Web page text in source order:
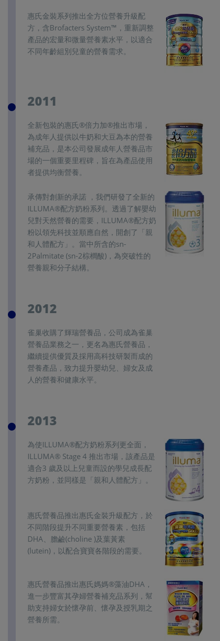
惠氏金裝系列推出全方位營養升級配
方，含Brofacters System™，重新調整
產品的宏量和微量營養素水平，以適合
不同年齡組別兒童的營養需求。
2011
全新包裝的惠氏®倍力加®推出市場，
為成年人提供以牛奶和大豆為本的營養
補充品，是本公司發展成年人營養品市
場的一個重要里程碑，旨在為產品使用
者提供均衡營養。
承傳對創新的承諾 ，我們研發了全新的
ILLUMA®配方奶粉系列。透過了解嬰幼
兒對天然營養的需要，ILLUMA®配方奶
粉以領先科技並順應自然，開創了「親
和人體配方」。當中所含的sn-
2Palmitate (sn-2棕櫚酸)，為突破性的
營養親和分子結構。
2012
雀巢收購了輝瑞營養品，公司成為雀巢
營養品業務之一，更名為惠氏營養品，
繼續提供優質及採用高科技研製而成的
營養產品，致力提升嬰幼兒、婦女及成
人的營養和健康水平。
2013
為使ILLUMA®配方奶粉系列更全面，
ILLUMA® Stage 4 推出市場，該產品是
適合3 歲及以上兒童而設的學兒成長配
方奶粉，並同樣是「親和人體配方」。
惠氏營養品推出惠氏金裝升級配方，於
不同階段提升不同重要營養素，包括
DHA、膽鹼(choline )及葉黃素
(lutein)，以配合寶寶各階段的需要。
惠氏營養品推出惠氏媽媽®藻油DHA，
進一步豐富其孕婦營養補充品系列，幫
助支持婦女於懷孕前、懷孕及授乳期之
營養所需。